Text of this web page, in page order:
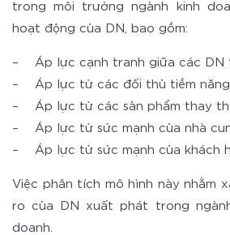
trong môi trường ngành kinh
hoạt động của DN, bao gồm:
– Áp lực cạnh tranh giữa các DN
– Áp lực từ các đối thủ tiềm năng
– Áp lực từ các sản phẩm thay
– Áp lực từ sức mạnh của nhà
– Áp lực từ sức mạnh của khách
Việc phân tích mô hình này nhằm
ro của DN xuất phát trong
doanh.